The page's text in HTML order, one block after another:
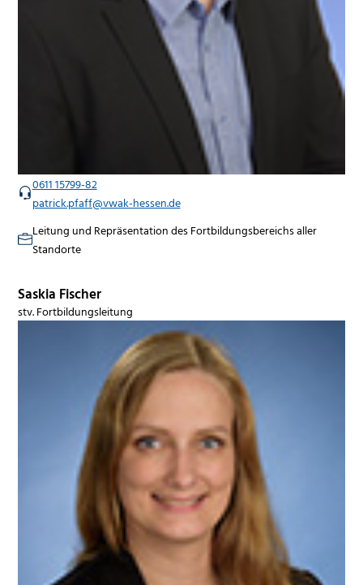
0611 15799-82
patrick.pfaff@vwak-hessen.de
Leitung und Repräsentation des Fortbildungsbereichs aller
Standorte
Saskia Fischer
stv. Fortbildungsleitung